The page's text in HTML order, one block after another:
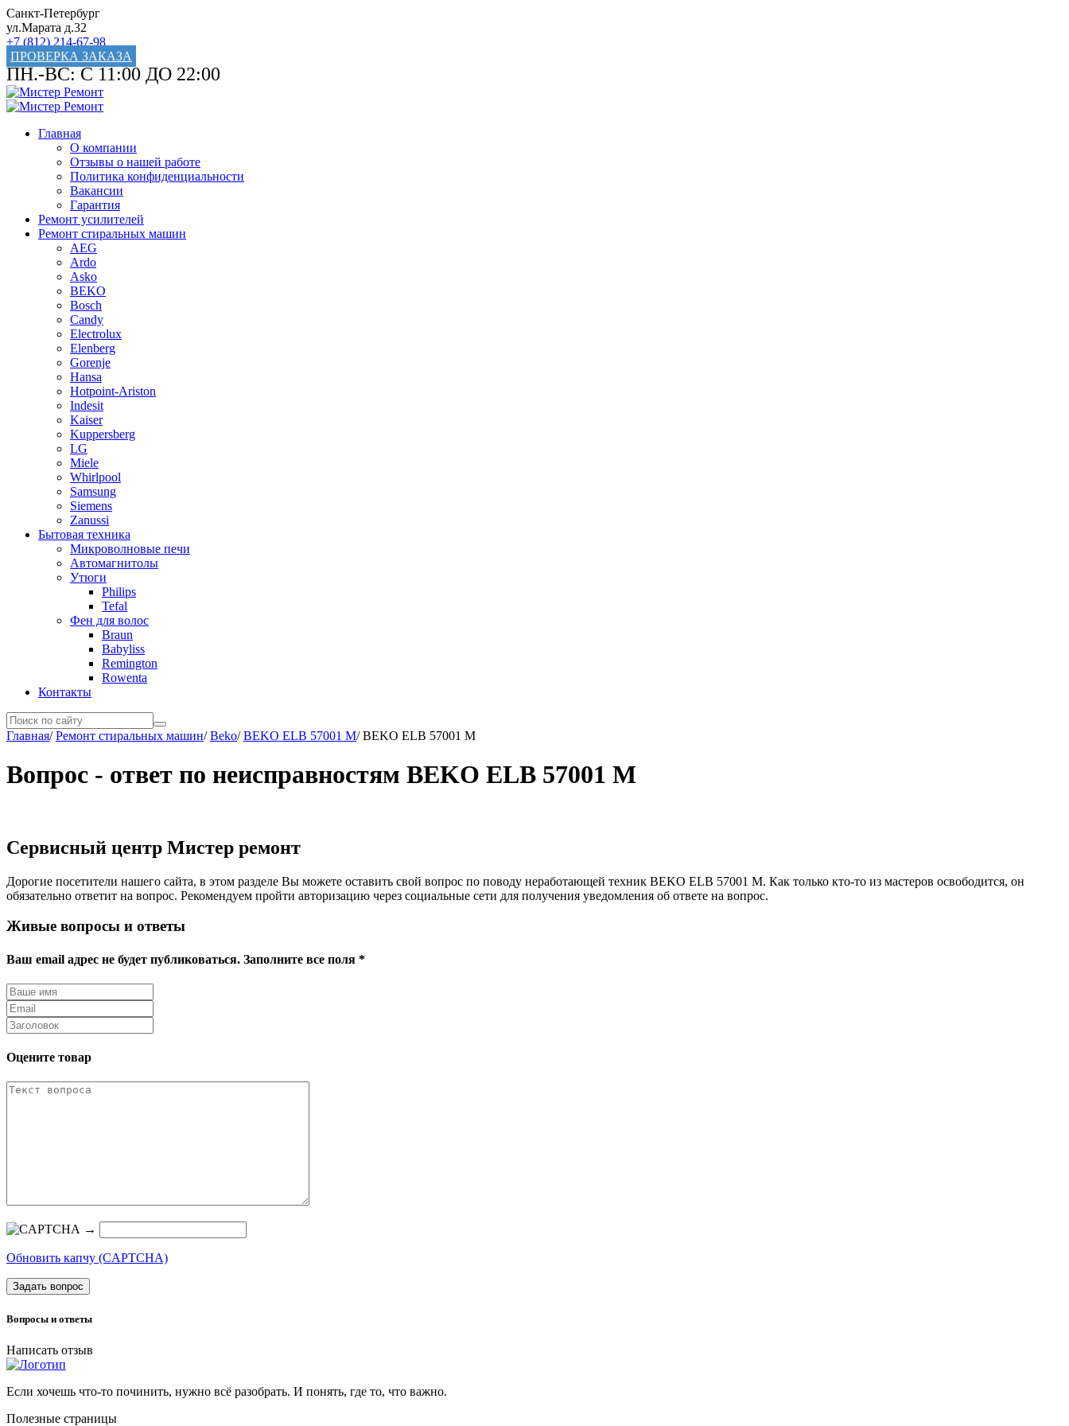
Санкт-Петербург
ул.Марата д.32
+7 (812) 214-67-98
ПРОВЕРКА ЗАКАЗА
ПН.-ВС: С 11:00 ДО 22:00
Главная
О компании
Отзывы о нашей работе
Политика конфиденциальности
Вакансии
Гарантия
Ремонт усилителей
Ремонт стиральных машин
AEG
Ardo
Asko
BEKO
Bosch
Candy
Electrolux
Elenberg
Gorenje
Hansa
Hotpoint-Ariston
Indesit
Kaiser
Kuppersberg
LG
Miele
Whirlpool
Samsung
Siemens
Zanussi
Бытовая техника
Микроволновые печи
Автомагнитолы
Утюги
Philips
Tefal
Фен для волос
Braun
Babyliss
Remington
Rowenta
Контакты
Главная/Ремонт стиральных машин/Beko/BEKO ELB 57001 M/BEKO ELB 57001 M
Вопрос - ответ по неисправностям BEKO ELB 57001 M
Сервисный центр Мистер ремонт
Дорогие посетители нашего сайта, в этом разделе Вы можете оставить свой вопрос по поводу неработающей техник BEKO ELB 57001 M. Как только кто-то из мастеров освободится, он
обязательно ответит на вопрос. Рекомендуем пройти авторизацию через социальные сети для получения уведомления об ответе на вопрос.
Живые вопросы и ответы
Ваш email адрес не будет публиковаться. Заполните все поля *
Оцените товар
→
Обновить капчу (CAPTCHA)
Задать вопрос
Вопросы и ответы
Написать отзыв
Если хочешь что-то починить, нужно всё разобрать. И понять, где то, что важно.
Полезные страницы